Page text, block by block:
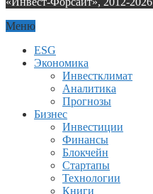
Меню
ESG
Экономика
Инвестклимат
Аналитика
Прогнозы
Бизнес
Инвестиции
Финансы
Блокчейн
Стартапы
Технологии
Книги